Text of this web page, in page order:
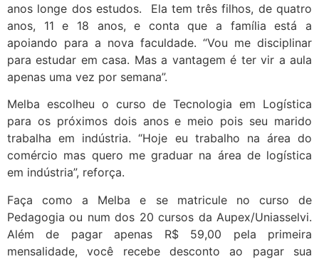
anos longe dos estudos. Ela tem três filhos, de quatro
anos, 11 e 18 anos, e conta que a família está a
apoiando para a nova faculdade. “Vou me disciplinar
para estudar em casa. Mas a vantagem é ter vir a aula
apenas uma vez por semana”.
Melba escolheu o curso de Tecnologia em Logística
para os próximos dois anos e meio pois seu marido
trabalha em indústria. “Hoje eu trabalho na área do
comércio mas quero me graduar na área de logística
em indústria”, reforça.
Faça como a Melba e se matricule no curso de
Pedagogia ou num dos 20 cursos da Aupex/Uniasselvi.
Além de pagar apenas R$ 59,00 pela primeira
mensalidade, você recebe desconto ao pagar sua